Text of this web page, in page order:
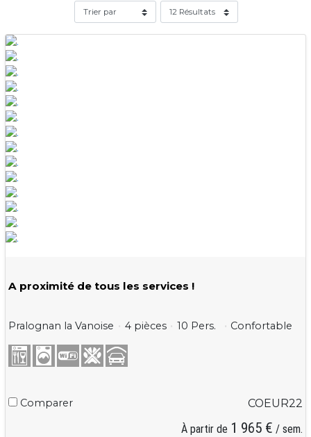
A proximité de tous les services !
Pralognan la Vanoise 4 pièces 10 Pers. Confortable
Comparer
COEUR22
À partir de 1 965 € / sem.